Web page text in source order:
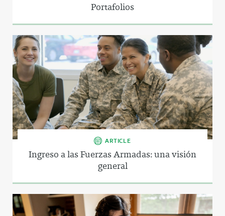
Portafolios
ARTICLE
Ingreso a las Fuerzas Armadas: una visión
general